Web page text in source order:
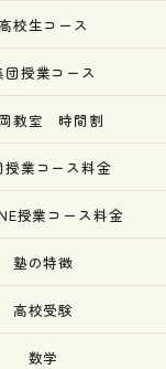
校生コース
団授業コース
教室 時間割
授業コース料金
授業コース料金
塾の特徴
高校受験
数学